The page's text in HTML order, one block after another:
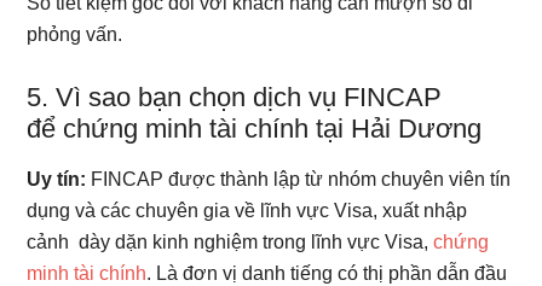
phỏng vấn.
5. Vì sao bạn chọn dịch vụ FINCAP
để chứng minh tài chính tại Hải Dương
Uy tín: FINCAP được thành lập từ nhóm chuyên viên tín
dụng và các chuyên gia về lĩnh vực Visa, xuất nhập
cảnh dày dặn kinh nghiệm trong lĩnh vực Visa,chứng
minh tài chính. Là đơn vị danh tiếng có thị phần dẫn đầu